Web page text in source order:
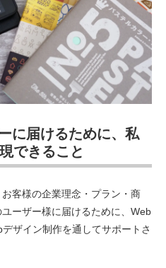
に届けるために、私
できること
客様の企業理念・プラン・商
ーザー様に届けるために、Web
ザイン制作を通してサポートさ